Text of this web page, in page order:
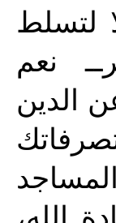
لتسلط
نعم
الدين
الله،